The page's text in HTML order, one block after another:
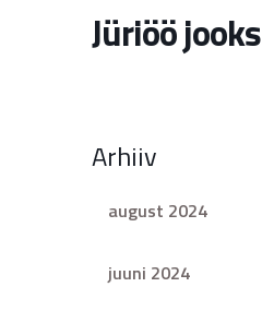
Jüriöö jooks
Arhiiv
august 2024
juuni 2024